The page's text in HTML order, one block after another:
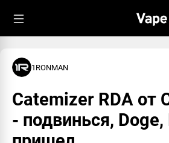
1RONMAN
Catemizer RDA от
- подвинься, Doge,